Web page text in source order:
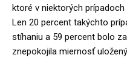
ktoré v niektorých
Len 20 percent takýchto
stíhaniu a 59 percent bolo
znepokojila miernosť